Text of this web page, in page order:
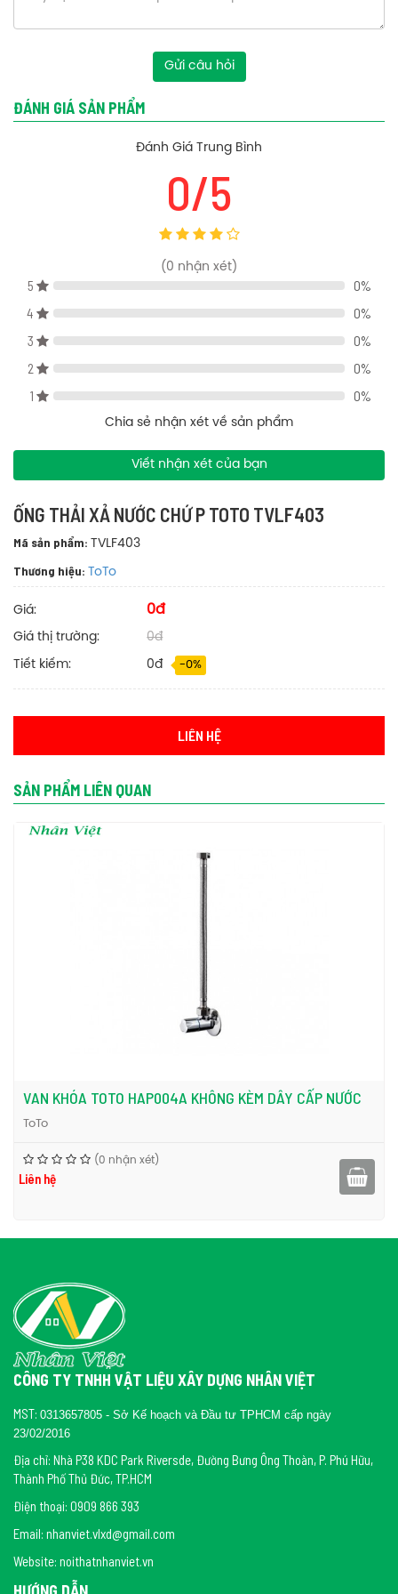
Email: nhanviet.vlxd@gmail.com
phụ kiện phòng tắm,thiết bị vệ sinh Toto
Gửi câu hỏi
ĐÁNH GIÁ SẢN PHẨM
Đánh Giá Trung Bình
0/5
( 0 nhận xét)
5
0%
4
0%
3
0%
2
0%
1
0%
Chia sẻ nhận xét về sản phẩm
Viết nhận xét của bạn
ỐNG THẢI XẢ NƯỚC CHỨ P TOTO TVLF403
Mã sản phẩm: TVLF403
Thương hiệu: ToTo
Giá: 0đ
Giá thị trường: 0đ
Tiết kiếm: 0đ -0%
LIÊN HỆ
SẢN PHẨM LIÊN QUAN
VAN KHÓA TOTO HAP004A KHÔNG KÈM DÂY CẤP NƯỚC
ToTo
(0 nhận xét)
Liên hệ
CÔNG TY TNHH VẬT LIỆU XÂY DỰNG NHÂN VIỆT
MST: 0313657805 - Sở Kế hoạch và Đầu tư TPHCM cấp ngày
23/02/2016
Địa chỉ: Nhà P38 KDC Park Riversde, Đường Bưng Ông Thoàn, P. Phú Hữu,
Thành Phố Thủ Đức, TP.HCM
Điện thoại: 0909 866 393
Email: nhanviet.vlxd@gmail.com
Website: noithatnhanviet.vn